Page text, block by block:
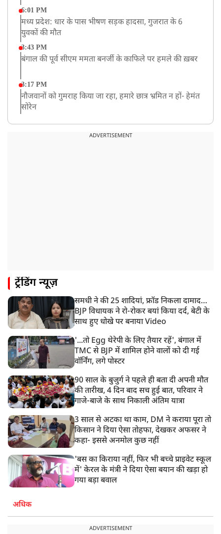
6:01 PM
मध्य प्रदेश: धार के पास भीषण सड़क हादसा, गुजरात के 6
युवकों की मौत
3:43 PM
बंगाल की पूर्व सीएम ममता बनर्जी के काफिले पर हमले की ख़बर
3:17 PM
नौजवानों को गुमराह किया जा रहा, हमारे छात्र भ्रमित न हों- हेमंत
सोरेन
बारामती में निजी ट्रेनिंग विमान दुर्घटनाग्रस्त, किसी के घायल होने
PM मोदी को आया अमेरिकी उपराष्ट्रपति जेडी वेंस का फोन,
8:23 AM
रांची: छात्रों और झारखंड सरकार के बीच आज होगी तीसरे दौर
की बातचीत
ADVERTISEMENT
ट्रेंडिंग न्यूज़
समधी ने की 25 शादियां, फ्रॉड निकला दामाद…
BJP विधायक ने रो-रोकर बयां किया दर्द, बेटी के
साथ हुए धोखे पर बनाया Video
'...तो Egg थेरेपी के लिए तैयार रहें', बंगाल में
TMC से BJP में शामिल होने वालों को दी गई
वॉर्निंग, लगे पोस्टर
90 साल के बुजुर्ग ने पहले ही बता दी अपनी मौत
की तारीख, 4 दिन बाद सच हुई बात, परिवार ने
गाजे-बाजे के साथ निकाली अंतिम यात्रा
3 साल से अटका था काम, DM ने कराया पूरा तो
किसान ने दिया ऐसा तोहफा, देखकर अफसर ने
कहा- इससे अनमोल कुछ नहीं
'बस का किराया नहीं, फिर भी बच्चे प्राइवेट स्कूल
में' केरल के मंत्री ने दिया ऐसा बयान की खड़ा हो
गया बड़ा बवाल
अधिक
ADVERTISEMENT